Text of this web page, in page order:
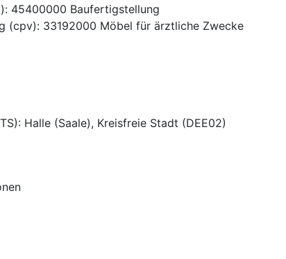
): 45400000 Baufertigstellung
(cpv): 33192000 Möbel für ärztliche Zwecke
: Halle (Saale), Kreisfreie Stadt (DEE02)